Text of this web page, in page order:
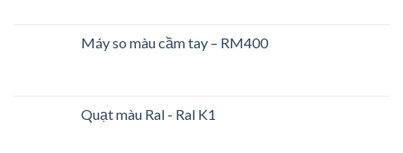
Máy so màu cầm tay – RM400
Quạt màu Ral - Ral K1